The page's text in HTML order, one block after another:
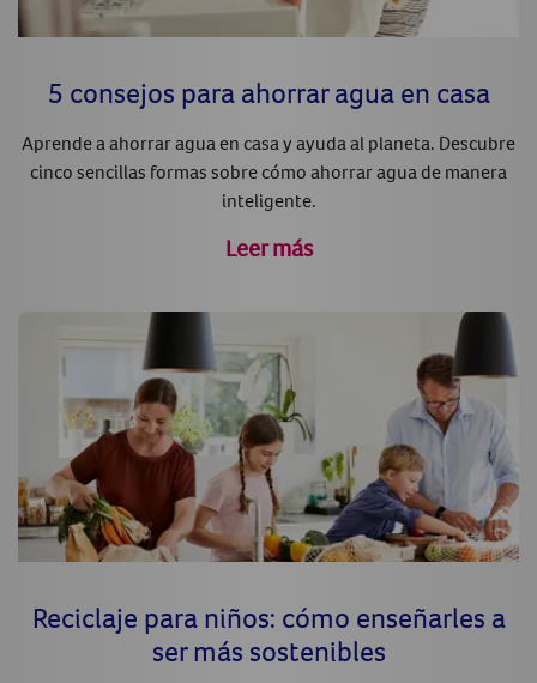
5 consejos para ahorrar agua en casa
Aprende a ahorrar agua en casa y ayuda al planeta. Descubre
cinco sencillas formas sobre cómo ahorrar agua de manera
inteligente.
Leer más
Reciclaje para niños: cómo enseñarles a
ser más sostenibles